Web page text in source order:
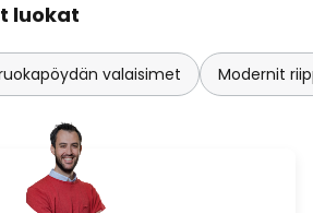
luokat
valaisimet Modernit